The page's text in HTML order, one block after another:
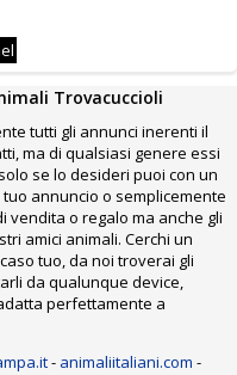
Trovacuccioli
tutti gli annunci inerenti il
ma di qualsiasi genere essi
se lo desideri puoi con un
annuncio o semplicemente
vendita o regalo ma anche gli
amici animali. Cerchi un
tuo, da noi troverai gli
da qualunque device,
perfettamente a
- animaliitaliani.com -